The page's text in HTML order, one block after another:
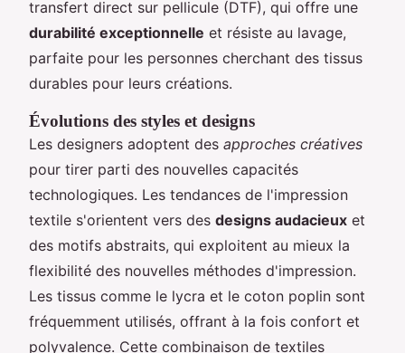
transfert direct sur pellicule (DTF), qui offre une
durabilité exceptionnelle et résiste au lavage,
parfaite pour les personnes cherchant des tissus
durables pour leurs créations.
Évolutions des styles et designs
Les designers adoptent des approches créatives
pour tirer parti des nouvelles capacités
technologiques. Les tendances de l'impression
textile s'orientent vers des designs audacieux et
des motifs abstraits, qui exploitent au mieux la
flexibilité des nouvelles méthodes d'impression.
Les tissus comme le lycra et le coton poplin sont
fréquemment utilisés, offrant à la fois confort et
polyvalence. Cette combinaison de textiles